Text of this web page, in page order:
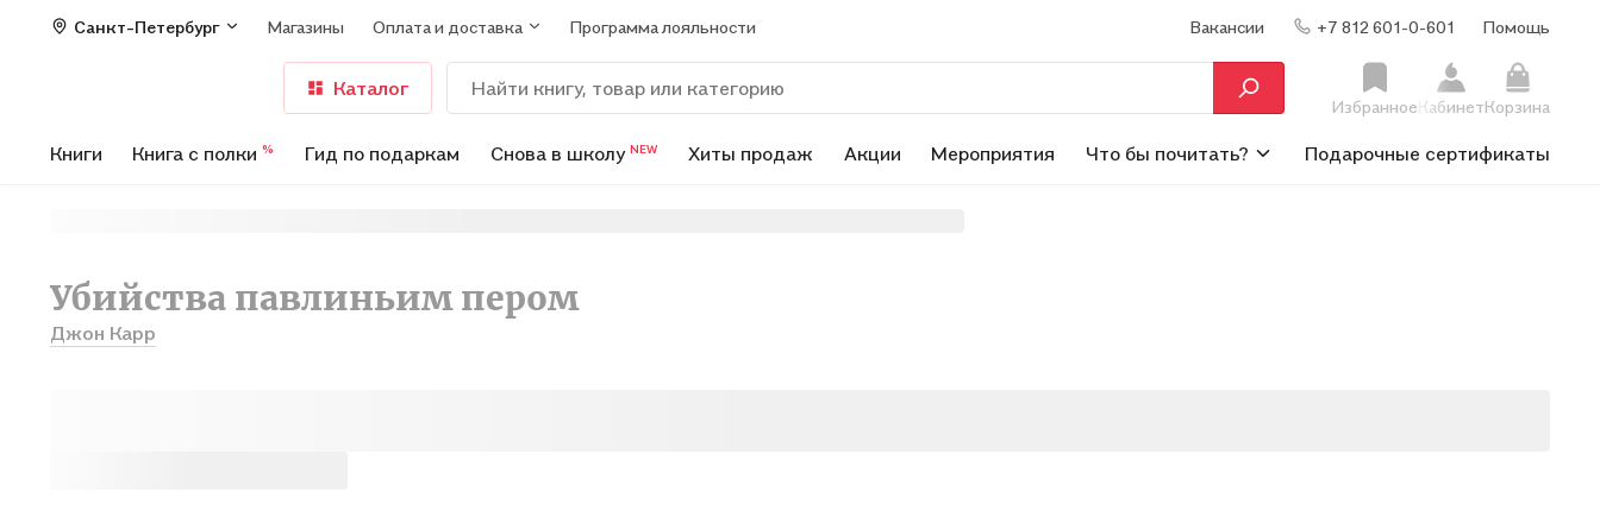
Санкт-Петербург Магазины Оплата и доставка Программа лояльности Вакансии +7 812 601-0-601 Помощь
Каталог
Избранное КабинетКорзина
Книги Книга с полки % Гид по подаркам Снова в школу NEW Хиты продаж Акции Мероприятия Что бы почитать? Подарочные сертификаты
Убийства павлиньим пером
Джон Карр